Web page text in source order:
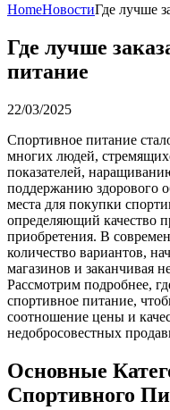
HomeНовостиГде лучше
Где лучше
питание
22/03/2025
Спортивное питание
многих людей,
показателей,
поддержанию здорового
места для покупки
определяющий качество
приобретения. В
количество вариантов,
магазинов и заканчивая
Рассмотрим подробнее,
спортивное питание,
соотношение цены и
недобросовестных
Основные
Спортивного